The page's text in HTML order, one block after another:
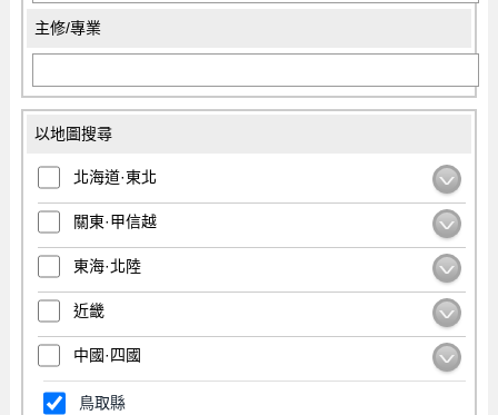
主修/專業
以地圖搜尋
北海道·東北
關東·甲信越
東海·北陸
近畿
中國·四國
鳥取縣